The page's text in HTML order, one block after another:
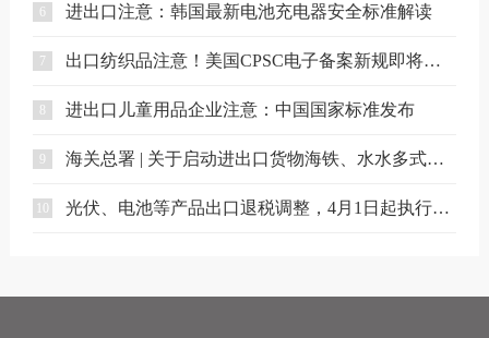
6 进出口注意：韩国最新电池充电器安全标准解读
7 出口纺织品注意！美国CPSC电子备案新规即将实施
8 进出口儿童用品企业注意：中国国家标准发布
9 海关总署 | 关于启动进出口货物海铁、水水多式联运业务模式试点相关事项的公告
10 光伏、电池等产品出口退税调整，4月1日起执行（附详细清单）